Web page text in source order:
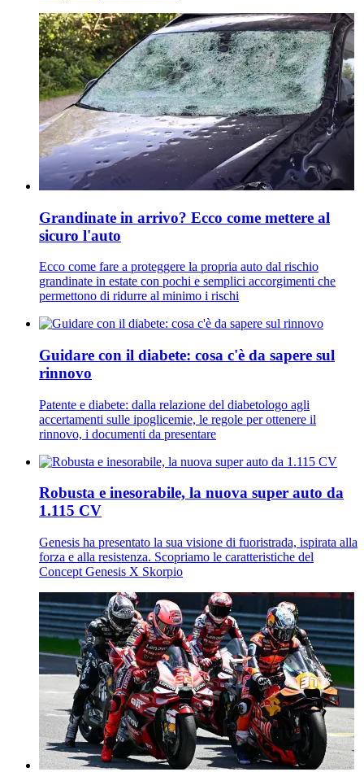
Grandinate in arrivo? Ecco come mettere al
sicuro l'auto
Ecco come fare a proteggere la propria auto dal rischio
grandinate in estate con pochi e semplici accorgimenti che
permettono di ridurre al minimo i rischi
Guidare con il diabete: cosa c'è da sapere sul
rinnovo
Patente e diabete: dalla relazione del diabetologo agli
accertamenti sulle ipoglicemie, le regole per ottenere il
rinnovo, i documenti da presentare
Robusta e inesorabile, la nuova super auto da
1.115 CV
Genesis ha presentato la sua visione di fuoristrada, ispirata alla
forza e alla resistenza. Scopriamo le caratteristiche del
Concept Genesis X Skorpio